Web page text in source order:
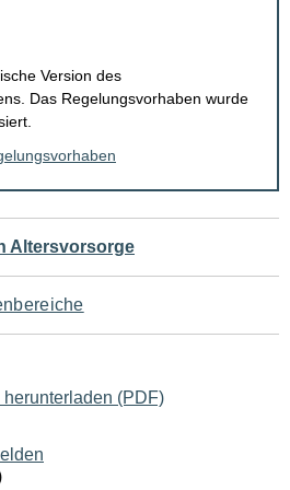
Version des
Das Regelungsvorhaben wurde
Altersvorsorge
(PDF)